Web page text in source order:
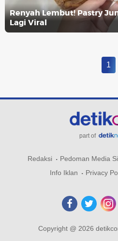
Renyah Lembut! Pastry
Lagi Viral
1
part of
Redaksi Pedoman Media
Info Iklan
Privacy
Copyright @ 2026